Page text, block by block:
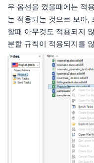
우 옵션을 껐을때에는 적
는 적용되는 것으로 보아,
할때 아무것도 적용되지
분할 규칙이 적용되지를